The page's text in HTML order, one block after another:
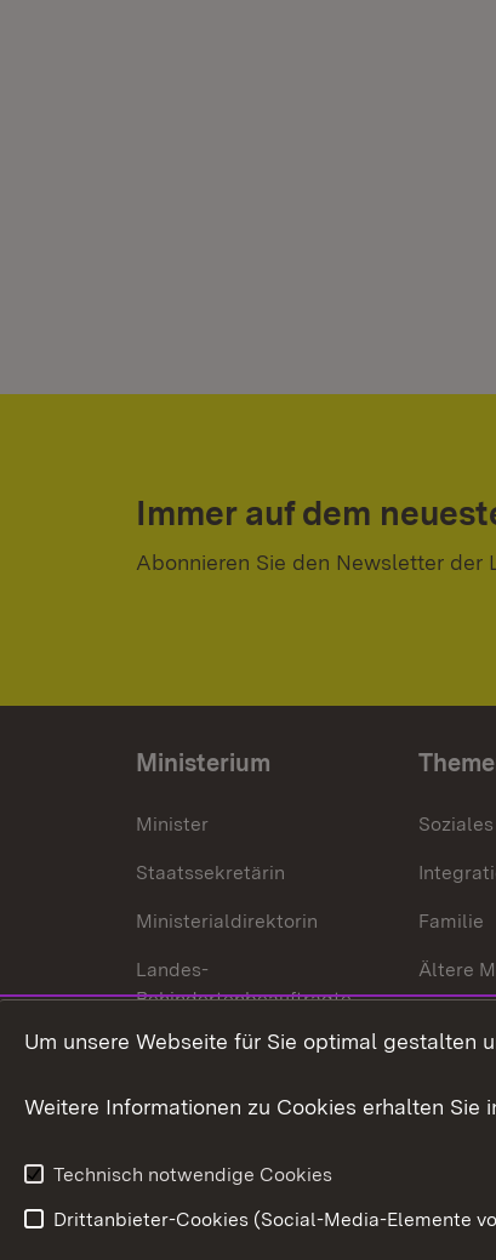
Immer auf dem
Abonnieren Sie den Newsletter der
Ministerium
Minister
Staatssekretärin
Ministerialdirektorin
Landes-
Behindertenbeauftragte
Bürgerreferent
Karriere
Soziales
Familie
Ältere
Um unsere Webseite für Sie optimal gestalten
Weitere Informationen zu Cookies erhalten Sie
Technisch notwendige Cookies
Drittanbieter-Cookies (Social-Media-Elemente